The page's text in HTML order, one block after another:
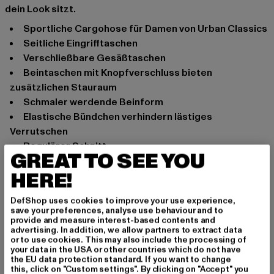
dein Look sitzt.
Sportliche Cargohose für Damen von Urban Classics
Seitliche Eingrifftaschen
Verschließbare Gesäßtaschen
Beintaschen mit Knopfverschluss bieten
zusätzlichen Stauraum
Schmaler werdende Beinform
Elastische Bündchen verhindern lästiges
Verrutschen
Regulärer Schnitt
Anlass: Alltag, Bequem, Freizeit, Casual, Basic
Schnitt: Regulär
Marke: Urban Classics
Kat.: Cargohosen
Farbe: beige
Hersteller Farbe: unionbeige
Materialzusammensetzung: 98% Baumwolle, 2%
Elasthan
GREAT TO SEE YOU
HERE!
DefShop uses cookies to improve your use experience,
save your preferences, analyse use behaviour and to
provide and measure interest-based contents and
advertising. In addition, we allow partners to extract data
or to use cookies. This may also include the processing of
your data in the USA or other countries which do not have
the EU data protection standard. If you want to change
this, click on "Custom settings". By clicking on "Accept" you